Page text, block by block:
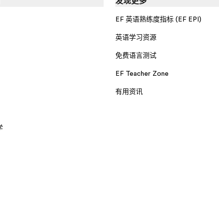
EF 英语熟练度指标 (EF EPI)
英语学习资源
免费语言测试
EF Teacher Zone
有用资讯